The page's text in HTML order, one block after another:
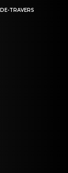
TRAVERS